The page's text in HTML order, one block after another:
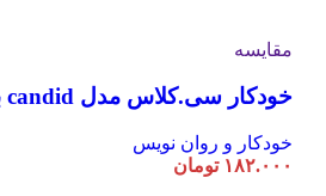
مقایسه
خودکار سی.کلاس مدل candid بسته 6 عددی
خودکار و روان نویس
۱۸۲.۰۰۰ تومان